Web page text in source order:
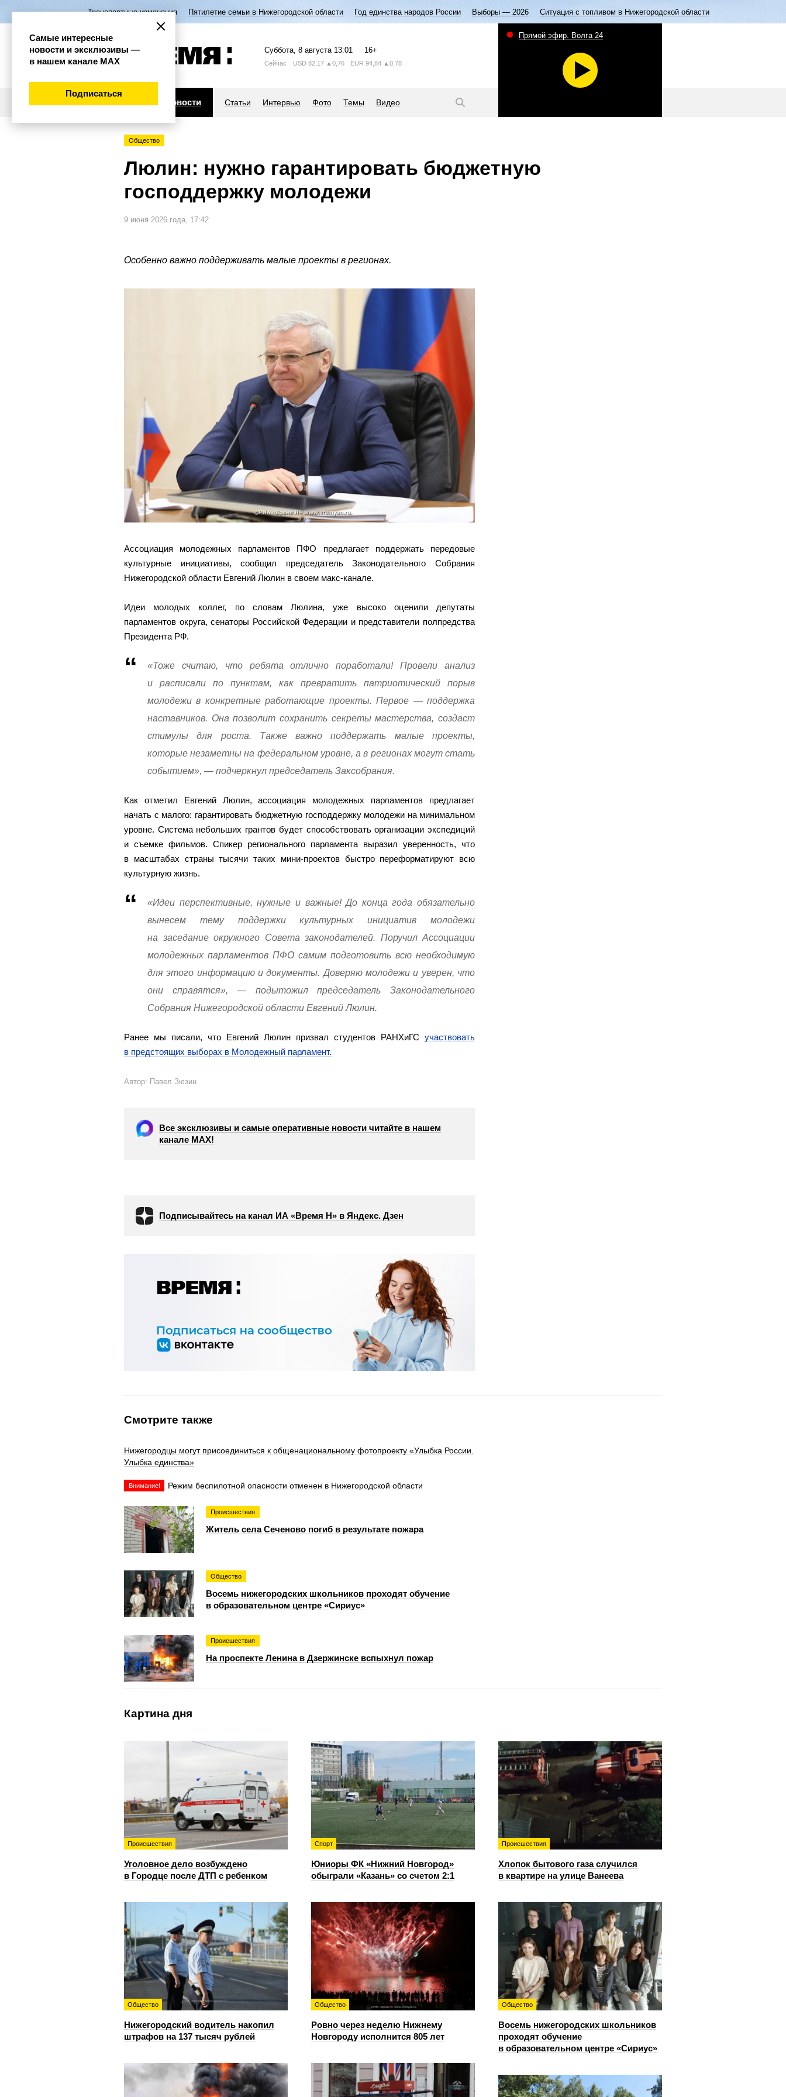
Транспортные изменения Пятилетие семьи в Нижегородской области Год единства народов России Выборы — 2026 Ситуация с топливом в Нижегородской области
Суббота, 8 августа 13:01 16+
Сейчас USD 82,17 ▲0,76 EUR 94,84 ▲0,78
Новости Статьи Интервью Фото Темы Видео
Прямой эфир. Волга 24
Общество
Люлин: нужно гарантировать бюджетную
господдержку молодежи
9 июня 2026 года, 17:42
Особенно важно поддерживать малые проекты в регионах.
Ассоциация молодежных парламентов ПФО предлагает поддержать передовые
культурные инициативы, сообщил председатель Законодательного Собрания
Нижегородской области Евгений Люлин в своем макс-канале.
Идеи молодых коллег, по словам Люлина, уже высоко оценили депутаты
парламентов округа, сенаторы Российской Федерации и представители полпредства
Президента РФ.
«Тоже считаю, что ребята отлично поработали! Провели анализ
и расписали по пунктам, как превратить патриотический порыв
молодежи в конкретные работающие проекты. Первое — поддержка
наставников. Она позволит сохранить секреты мастерства, создаст
стимулы для роста. Также важно поддержать малые проекты,
которые незаметны на федеральном уровне, а в регионах могут стать
событием», — подчеркнул председатель Заксобрания.
Как отметил Евгений Люлин, ассоциация молодежных парламентов предлагает
начать с малого: гарантировать бюджетную господдержку молодежи на минимальном
уровне. Система небольших грантов будет способствовать организации экспедиций
и съемке фильмов. Спикер регионального парламента выразил уверенность, что
в масштабах страны тысячи таких мини-проектов быстро переформатируют всю
культурную жизнь.
«Идеи перспективные, нужные и важные! До конца года обязательно
вынесем тему поддержки культурных инициатив молодежи
на заседание окружного Совета законодателей. Поручил Ассоциации
молодежных парламентов ПФО самим подготовить всю необходимую
для этого информацию и документы. Доверяю молодежи и уверен, что
они справятся», — подытожил председатель Законодательного
Собрания Нижегородской области Евгений Люлин.
Ранее мы писали, что Евгений Люлин призвал студентов РАНХиГС участвовать
в предстоящих выборах в Молодежный парламент.
Автор: Павел Зюзин
Все эксклюзивы и самые оперативные новости читайте в нашем
канале МАХ!
Подписывайтесь на канал ИА «Время Н» в Яндекс. Дзен
Смотрите также
Нижегородцы могут присоединиться к общенациональному фотопроекту «Улыбка России.
Улыбка единства»
Внимание! Режим беспилотной опасности отменен в Нижегородской области
Происшествия
Житель села Сеченово погиб в результате пожара
Общество
Восемь нижегородских школьников проходят обучение
в образовательном центре «Сириус»
Происшествия
На проспекте Ленина в Дзержинске вспыхнул пожар
Картина дня
Происшествия
Уголовное дело возбуждено
в Городце после ДТП с ребенком
Спорт
Юниоры ФК «Нижний Новгород»
обыграли «Казань» со счетом 2:1
Происшествия
Хлопок бытового газа случился
в квартире на улице Ванеева
Общество
Нижегородский водитель накопил
штрафов на 137 тысяч рублей
Общество
Ровно через неделю Нижнему
Новгороду исполнится 805 лет
Общество
Восемь нижегородских школьников
проходят обучение
в образовательном центре «Сириус»
Самые интересные
новости и эксклюзивы —
в нашем канале МАХ
Подписаться